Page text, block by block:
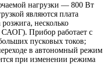
нагрузки — 800 Вт
являются плата
несколько
Прибор работает с
пусковых токов;
в автономный режим
при изменении режима